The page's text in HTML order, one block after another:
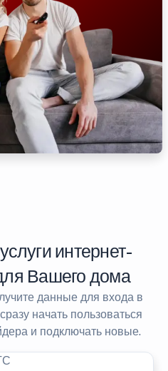
интернет-
Вашего дома
данные для входа в
начать пользоваться
и подключать новые.